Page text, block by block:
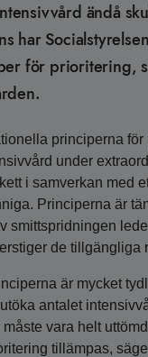
ändå
har
för prioritering,
principerna för
under
i samverkan med
Principerna är
smittspridningen
de tillgängliga
är mycket
antalet
vara helt
tillämpas,